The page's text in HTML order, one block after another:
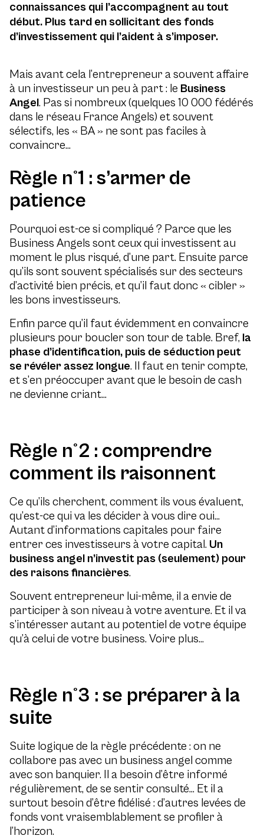
connaissances qui l’accompagnent au tout
début. Plus tard en sollicitant des fonds
d’investissement qui l’aident à s’imposer.
Mais avant cela l’entrepreneur a souvent affaire
à un investisseur un peu à part : le Business
Angel. Pas si nombreux (quelques 10 000 fédérés
dans le réseau France Angels) et souvent
sélectifs, les « BA » ne sont pas faciles à
convaincre…
Règle n°1 : s’armer de
patience
Pourquoi est-ce si compliqué ? Parce que les
Business Angels sont ceux qui investissent au
moment le plus risqué, d’une part. Ensuite parce
qu’ils sont souvent spécialisés sur des secteurs
d’activité bien précis, et qu’il faut donc « cibler »
les bons investisseurs.
Enfin parce qu’il faut évidemment en convaincre
plusieurs pour boucler son tour de table. Bref, la
phase d’identification, puis de séduction peut
se révéler assez longue. Il faut en tenir compte,
et s’en préoccuper avant que le besoin de cash
ne devienne criant…
Règle n°2 : comprendre
comment ils raisonnent
Ce qu’ils cherchent, comment ils vous évaluent,
qu’est-ce qui va les décider à vous dire oui…
Autant d’informations capitales pour faire
entrer ces investisseurs à votre capital. Un
business angel n’investit pas (seulement) pour
des raisons financières.
Souvent entrepreneur lui-même, il a envie de
participer à son niveau à votre aventure. Et il va
s’intéresser autant au potentiel de votre équipe
qu’à celui de votre business. Voire plus…
Règle n°3 : se préparer à la
suite
Suite logique de la règle précédente : on ne
collabore pas avec un business angel comme
avec son banquier. Il a besoin d’être informé
régulièrement, de se sentir consulté… Et il a
surtout besoin d’être fidélisé : d’autres levées de
fonds vont vraisemblablement se profiler à
l’horizon.